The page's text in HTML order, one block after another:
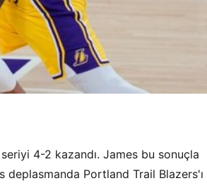
4-2 kazandı. James bu sonuçla
Portland Trail Blazers'ı